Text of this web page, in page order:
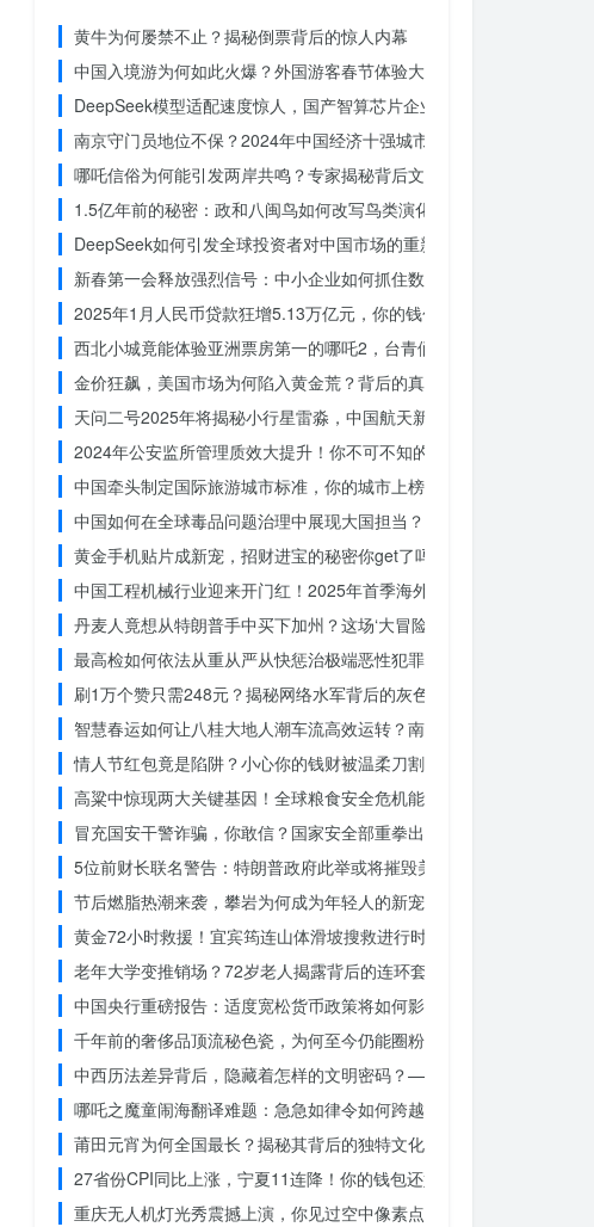
黄牛为何屡禁不止？揭秘倒票背后的惊人内幕
中国入境游为何如此火爆？外国游客春节体验大揭秘
DeepSeek模型适配速度惊人，国产智算芯片企业仅用一周完成！未
南京守门员地位不保？2024年中国经济十强城市大洗牌
哪吒信俗为何能引发两岸共鸣？专家揭秘背后文化符号的力量
1.5亿年前的秘密：政和八闽鸟如何改写鸟类演化历史？
DeepSeek如何引发全球投资者对中国市场的重新评估？
新春第一会释放强烈信号：中小企业如何抓住数字化转型的机遇？
2025年1月人民币贷款狂增5.13万亿元，你的钱包准备好了吗？
西北小城竟能体验亚洲票房第一的哪吒2，台青们为何如此惊叹？
金价狂飙，美国市场为何陷入黄金荒？背后的真相令人
天问二号2025年将揭秘小行星雷淼，中国航天新时代即将开启
2024年公安监所管理质效大提升！你不可不知的法治文明新举措
中国牵头制定国际旅游城市标准，你的城市上榜了吗？
中国如何在全球毒品问题治理中展现大国担当？揭秘中国方案的独特
黄金手机贴片成新宠，招财进宝的秘密你get了吗？
中国工程机械行业迎来开门红！2025年首季海外订单激增，你准备好
丹麦人竟想从特朗普手中买下加州？这场‘大冒险’背后藏着什么秘密
最高检如何依法从重从严从快惩治极端恶性犯罪？揭秘重大案件背后
刷1万个赞只需248元？揭秘网络水军背后的灰色产业链
智慧春运如何让八桂大地人潮车流高效运转？南宁铁路枢纽的秘密武
情人节红包竟是陷阱？小心你的钱财被温柔刀割走
高粱中惊现两大关键基因！全球粮食安全危机能否就此终结？
冒充国安干警诈骗，你敢信？国家安全部重拳出击，犯罪团伙被一网
5位前财长联名警告：特朗普政府此举或将摧毁美国信誉？
节后燃脂热潮来袭，攀岩为何成为年轻人的新宠？
黄金72小时救援！宜宾筠连山体滑坡搜救进行时，无人机遥感技术助力
老年大学变推销场？72岁老人揭露背后的连环套
中国央行重磅报告：适度宽松货币政策将如何影响你的消费？
千年前的奢侈品顶流秘色瓷，为何至今仍能圈粉世界？揭秘其神秘魅力
中西历法差异背后，隐藏着怎样的文明密码？——专访南京大学周礼
哪吒之魔童闹海翻译难题：急急如律令如何跨越文化鸿沟？
莆田元宵为何全国最长？揭秘其背后的独特文化价值
27省份CPI同比上涨，宁夏11连降！你的钱包还好吗？
重庆无人机灯光秀震撼上演，你见过空中像素点的奇迹吗？